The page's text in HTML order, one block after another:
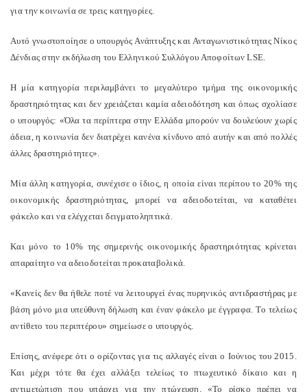
για την κοινωνία σε τρεις κατηγορίες.
Αυτό γνωστοποίησε ο υπουργός Ανάπτυξης και Ανταγωνιστικότητας Νίκος
Δένδιας στην εκδήλωση του Ελληνικού Συλλόγου Αποφοίτων LSE.
Η μία κατηγορία περιλαμβάνει το μεγαλύτερο τμήμα της οικονομικής
δραστηριότητας και δεν χρειάζεται καμία αδειοδότηση και όπως σχολίασε
ο υπουργός: «Όλα τα περίπτερα στην Ελλάδα μπορούν να δουλεύουν χωρίς
άδεια, η κοινωνία δεν διατρέχει κανένα κίνδυνο από αυτήν και από πολλές
άλλες δραστηριότητες».
Μία άλλη κατηγορία, συνέχισε ο ίδιος, η οποία είναι περίπου το 20% της
οικονομικής δραστηριότητας, μπορεί να αδειοδοτείται, να καταθέτει
φάκελο και να ελέγχεται δειγματοληπτικά.
Και μόνο το 10% της σημερινής οικονομικής δραστηριότητας κρίνεται
απαραίτητο να αδειοδοτείται προκαταβολικά.
«Κανείς δεν θα ήθελε ποτέ να λειτουργεί ένας πυρηνικός αντιδραστήρας με
βάση μόνο μια υπεύθυνη δήλωση και έναν φάκελο με έγγραφα. Το τελείως
αντίθετο του περιπτέρου» σημείωσε ο υπουργός.
Επίσης, ανέφερε ότι ο ορίζοντας για τις αλλαγές είναι ο Ιούνιος του 2015.
Και μέχρι τότε θα έχει αλλάξει τελείως το πτωχευτικό δίκαιο και η
αντιμετώπιση που υπάρχει για την πτώχευση. «Το ρίσκο πρέπει να